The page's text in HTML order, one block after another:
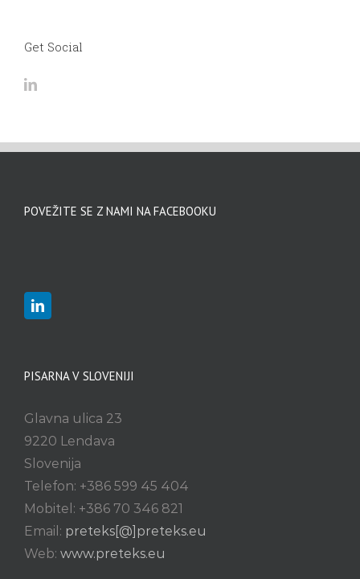
Get Social
POVEŽITE SE Z NAMI NA FACEBOOKU
PISARNA V SLOVENIJI
Glavna ulica 23
9220 Lendava
Slovenija
Telefon: +386 599 45 404
Mobitel: +386 70 346 821
Email: preteks[@]preteks.eu
Web: www.preteks.eu